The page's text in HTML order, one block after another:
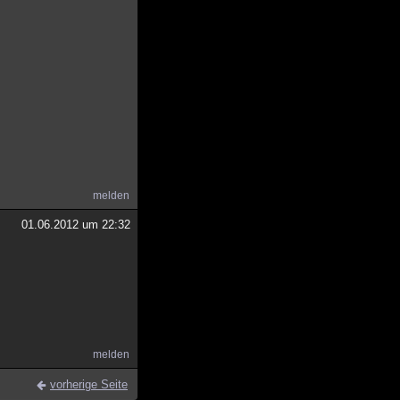
melden
01.06.2012 um 22:32
melden
vorherige Seite